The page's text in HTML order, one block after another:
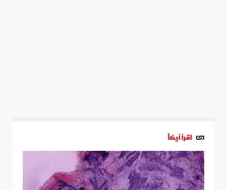
اقرأ أيضاً